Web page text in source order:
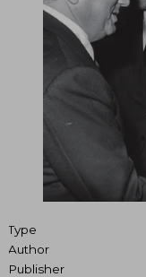
Type
Author
Publisher